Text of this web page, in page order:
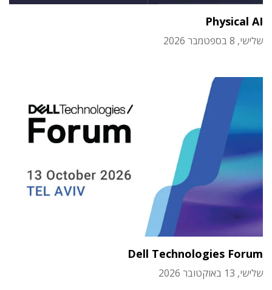
Physical AI
שלישי, 8 בספטמבר 2026
Dell Technologies Forum
שלישי, 13 באוקטובר 2026